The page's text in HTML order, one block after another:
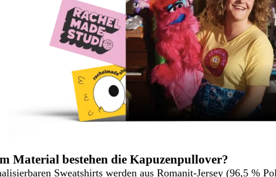
Material bestehen die Kapuzenpullover?
Sweatshirts werden aus Romanit-Jersey (96,5 %